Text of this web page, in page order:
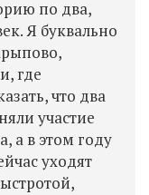
по два,
Я буквально
где
что два
участие
а в этом году
уходят